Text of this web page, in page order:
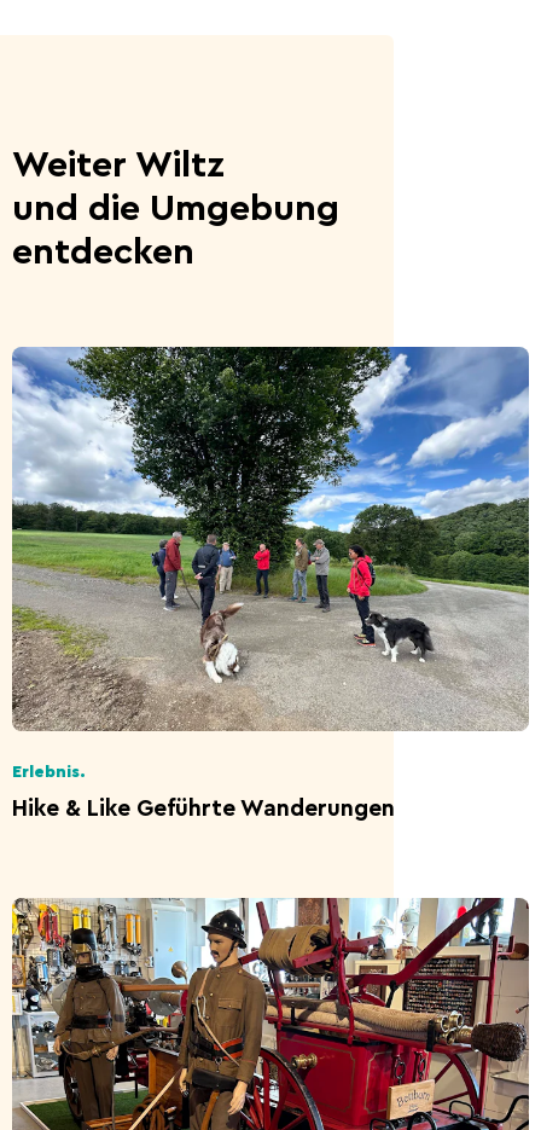
Weiter Wiltz
und die Umgebung
entdecken
Erlebnis.
Hike & Like Geführte Wanderungen